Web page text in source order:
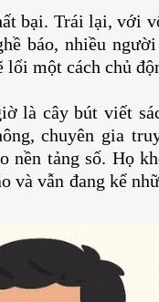
bại. Trái lại, với
báo, nhiều
một cách chủ
là cây bút viết
chuyên gia
tảng số. Họ
và vẫn đang kể